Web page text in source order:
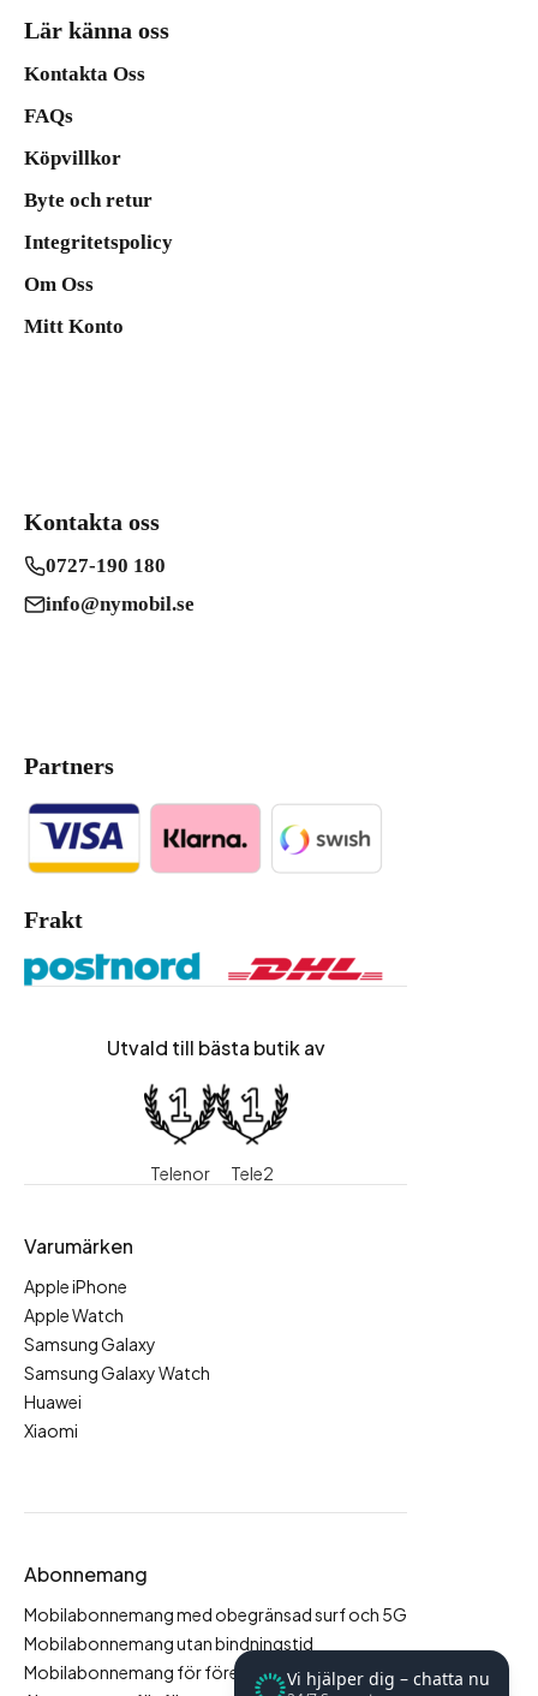
Lär känna oss
Kontakta Oss
FAQs
Köpvillkor
Byte och retur
Integritetspolicy
Om Oss
Mitt Konto
Vi hjälper dig – chatta nu
Kontakta oss
0727-190 180
info@nymobil.se
Partners
Frakt
Utvald till bästa butik av
Telenor Tele2
Varumärken
Apple iPhone
Apple Watch
Samsung Galaxy
Samsung Galaxy Watch
Huawei
Xiaomi
Abonnemang
Mobilabonnemang med obegränsad surf och 5G
Mobilabonnemang utan bindningstid
Mobilabonnemang för företag